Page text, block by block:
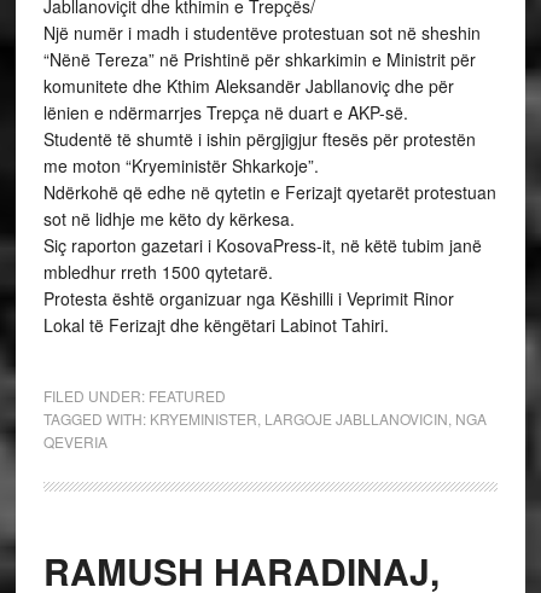
Jabllanoviçit dhe kthimin e Trepçës/
Një numër i madh i studentëve protestuan sot në sheshin
“Nënë Tereza” në Prishtinë për shkarkimin e Ministrit për
komunitete dhe Kthim Aleksandër Jabllanoviç dhe për
lënien e ndërmarrjes Trepça në duart e AKP-së.
Studentë të shumtë i ishin përgjigjur ftesës për protestën
me moton “Kryeministër Shkarkoje”.
Ndërkohë që edhe në qytetin e Ferizajt qyetarët protestuan
sot në lidhje me këto dy kërkesa.
Siç raporton gazetari i KosovaPress-it, në këtë tubim janë
mbledhur rreth 1500 qytetarë.
Protesta është organizuar nga Këshilli i Veprimit Rinor
Lokal të Ferizajt dhe këngëtari Labinot Tahiri.
FILED UNDER: FEATURED
TAGGED WITH: KRYEMINISTER LARGOJE JABLLANOVICIN NGA
QEVERIA
RAMUSH HARADINAJ,